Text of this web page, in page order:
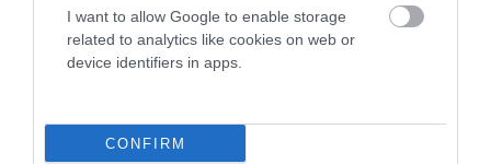
I want to allow Google to enable storage
related to analytics like cookies on web or
device identifiers in apps.
CONFIRM
ΑΝΑΚΟΙΝΩΣΕΙΣ
ΛΙΜΕΝΑΡΧΕΙΟΥ &
ΠΟΛΙΤΙΚΗΣ ΠΡΟΣΤΑΣΙΑΣ:
κίνδυνος πυρκαγιας…
09/08/2026